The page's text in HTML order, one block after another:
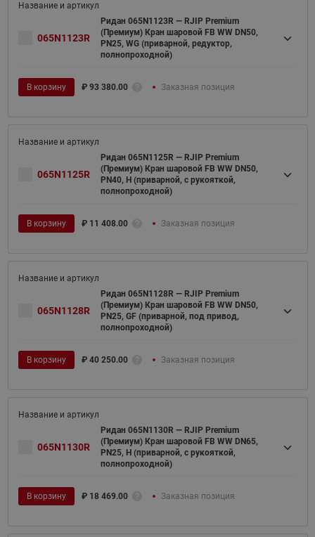
065N1123R
Ридан 065N1123R — RJIP Premium
(Премиум) Кран шаровой FB WW DN50,
PN25, WG (приварной, редуктор,
полнопроходной)
В корзину ₽ 93 380.00 Заказная позиция
065N1125R
Ридан 065N1125R — RJIP Premium
(Премиум) Кран шаровой FB WW DN50,
PN40, H (приварной, с рукояткой,
полнопроходной)
В корзину ₽ 11 408.00 Заказная позиция
065N1128R
Ридан 065N1128R — RJIP Premium
(Премиум) Кран шаровой FB WW DN50,
PN25, GF (приварной, под привод,
полнопроходной)
В корзину ₽ 40 250.00 Заказная позиция
065N1130R
Ридан 065N1130R — RJIP Premium
(Премиум) Кран шаровой FB WW DN65,
PN25, H (приварной, с рукояткой,
полнопроходной)
В корзину ₽ 18 469.00 Заказная позиция